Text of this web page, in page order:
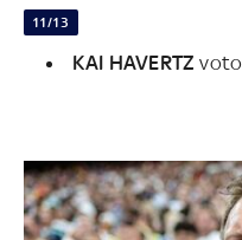
11/13
KAI HAVERTZvoto